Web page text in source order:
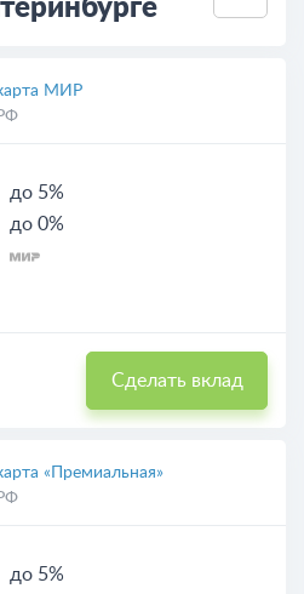
МИР
до 5%
до 0%
Сделать вклад
«Премиальная»
до 5%